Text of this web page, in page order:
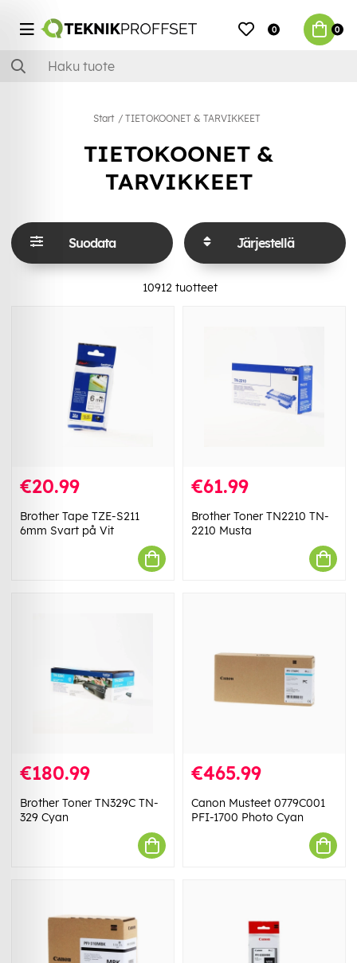
0 0
Start TIETOKOONET & TARVIKKEET
TIETOKOONET &
TARVIKKEET
Suodata Järjestellä
10912 tuotteet
€20.99
Brother Tape TZE-S211
6mm Svart på Vit
€61.99
Brother Toner TN2210 TN-
2210 Musta
€180.99
Brother Toner TN329C TN-
329 Cyan
€465.99
Canon Musteet 0779C001
PFI-1700 Photo Cyan